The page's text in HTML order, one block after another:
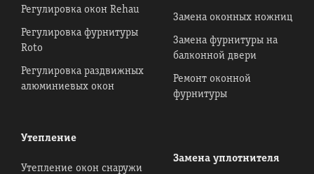
Регулировка окон Rehau
Регулировка фурнитуры
Roto
Регулировка раздвижных
алюминиевых окон
Утепление
Утепление окон снаружи
Замена оконных ножниц
Замена фурнитуры на
балконной двери
Ремонт оконной
фурнитуры
Замена уплотнителя